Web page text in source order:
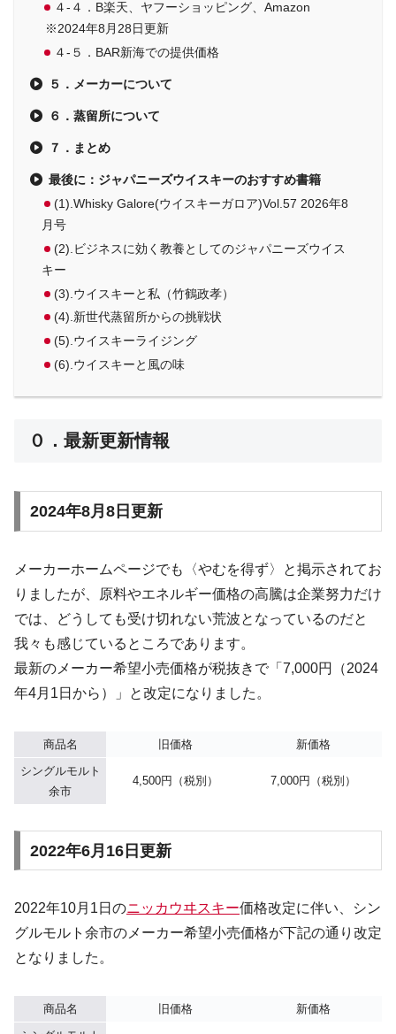
４-４．B楽天、ヤフーショッピング、Amazon
※2024年8月28日更新
４-５．BAR新海での提供価格
５．メーカーについて
６．蒸留所について
７．まとめ
最後に：ジャパニーズウイスキーのおすすめ書籍
(1).Whisky Galore(ウイスキーガロア)Vol.57 2026年8
月号
(2).ビジネスに効く教養としてのジャパニーズウイス
キー
(3).ウイスキーと私（竹鶴政孝）
(4).新世代蒸留所からの挑戦状
(5).ウイスキーライジング
(6).ウイスキーと風の味
０．最新更新情報
2024年8月8日更新
メーカーホームページでも〈やむを得ず〉と掲示されてお
りましたが、原料やエネルギー価格の高騰は企業努力だけ
では、どうしても受け切れない荒波となっているのだと
我々も感じているところであります。
最新のメーカー希望小売価格が税抜きで「7,000円（2024
年4月1日から）」と改定になりました。
商品名 旧価格
新価格
シングルモルト
余市
4,500円（税別） 7,000円（税別）
2022年6月16日更新
2022年10月1日のニッカウヰスキー価格改定に伴い、シン
グルモルト余市のメーカー希望小売価格が下記の通り改定
となりました。
商品名 旧価格
新価格